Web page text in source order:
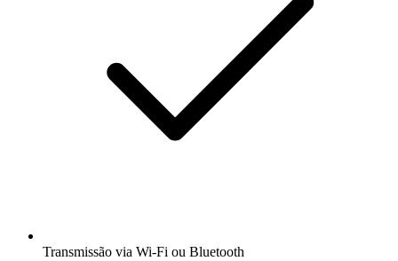
Transmissão via Wi-Fi ou Bluetooth